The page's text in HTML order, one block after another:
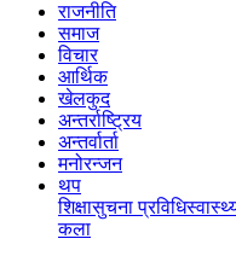
राजनीति
समाज
विचार
आर्थिक
खेलकुद
अन्तर्राष्ट्रिय
अन्तर्वार्ता
मनोरन्जन
थप
शिक्षासुचना प्रविधि
कला